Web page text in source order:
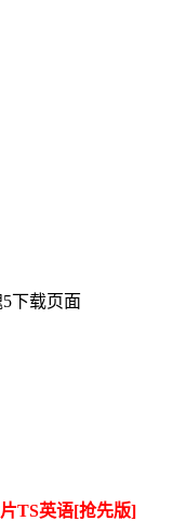
下载页面
TS英语[抢先版]